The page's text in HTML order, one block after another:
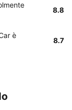
8.8
è
8.7